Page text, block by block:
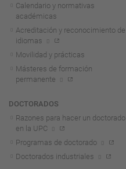
Calendario y normativas
académicas
Acreditación y reconocimiento de
idiomas
Movilidad y prácticas
Másteres de formación
permanente
DOCTORADOS
Razones para hacer un doctorado
en la UPC
Programas de doctorado
Doctorados industriales